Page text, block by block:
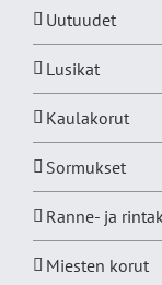
Uutuudet
Lusikat
Kaulakorut
Sormukset
Ranne- ja
Miesten korut